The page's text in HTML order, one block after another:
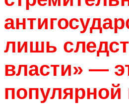
лишь
власти» —